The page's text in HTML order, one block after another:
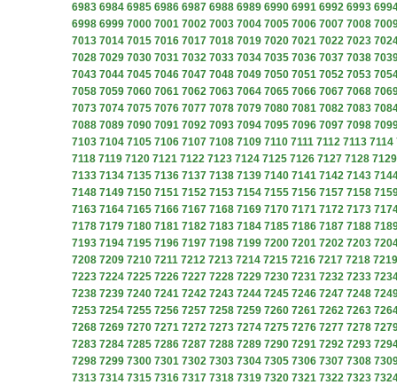
6983 6984 6985 6986 6987 6988 6989 6990 6991 6992 6993
6998 6999 7000 7001 7002 7003 7004 7005 7006 7007 7008
7013 7014 7015 7016 7017 7018 7019 7020 7021 7022 7023
7028 7029 7030 7031 7032 7033 7034 7035 7036 7037 7038
7043 7044 7045 7046 7047 7048 7049 7050 7051 7052 7053
7058 7059 7060 7061 7062 7063 7064 7065 7066 7067 7068
7073 7074 7075 7076 7077 7078 7079 7080 7081 7082 7083
7088 7089 7090 7091 7092 7093 7094 7095 7096 7097 7098
7103 7104 7105 7106 7107 7108 7109 7110 7111 7112 7113 7114
7118 7119 7120 7121 7122 7123 7124 7125 7126 7127 7128 7129
7133 7134 7135 7136 7137 7138 7139 7140 7141 7142 7143
7148 7149 7150 7151 7152 7153 7154 7155 7156 7157 7158
7163 7164 7165 7166 7167 7168 7169 7170 7171 7172 7173
7178 7179 7180 7181 7182 7183 7184 7185 7186 7187 7188
7193 7194 7195 7196 7197 7198 7199 7200 7201 7202 7203
7208 7209 7210 7211 7212 7213 7214 7215 7216 7217 7218 7219
7223 7224 7225 7226 7227 7228 7229 7230 7231 7232 7233
7238 7239 7240 7241 7242 7243 7244 7245 7246 7247 7248
7253 7254 7255 7256 7257 7258 7259 7260 7261 7262 7263
7268 7269 7270 7271 7272 7273 7274 7275 7276 7277 7278
7283 7284 7285 7286 7287 7288 7289 7290 7291 7292 7293
7298 7299 7300 7301 7302 7303 7304 7305 7306 7307 7308
7313 7314 7315 7316 7317 7318 7319 7320 7321 7322 7323